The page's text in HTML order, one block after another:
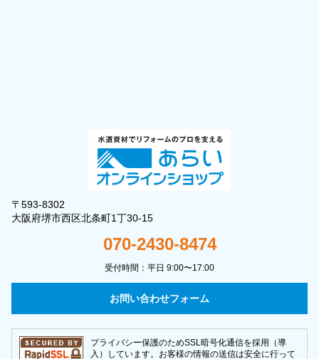
〒593-8302
大阪府堺市西区北条町1丁30-15
070-2430-8474
受付時間：平日 9:00〜17:00
お問い合わせフォーム
プライバシー保護のためSSL暗号化通信を採用（導
入）しています。お客様の情報の送信は安全に行って